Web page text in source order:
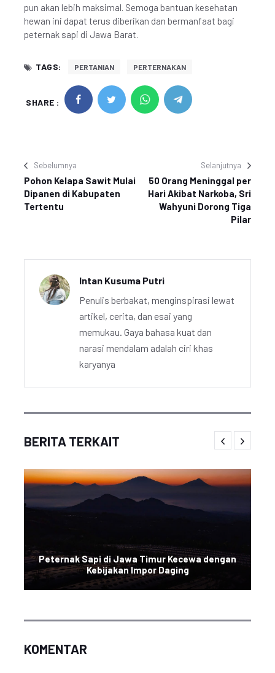
pun akan lebih maksimal. Semoga bantuan kesehatan
hewan ini dapat terus diberikan dan bermanfaat bagi
peternak sapi di Jawa Barat.
TAGS: PERTANIAN PERTERNAKAN
SHARE :
Sebelumnya
Pohon Kelapa Sawit Mulai
Dipanen di Kabupaten
Tertentu
Selanjutnya
50 Orang Meninggal per
Hari Akibat Narkoba, Sri
Wahyuni Dorong Tiga
Pilar
Intan Kusuma Putri
Penulis berbakat, menginspirasi lewat
artikel, cerita, dan esai yang
memukau. Gaya bahasa kuat dan
narasi mendalam adalah ciri khas
karyanya
BERITA TERKAIT
Peternak Sapi di Jawa Timur Kecewa dengan
Kebijakan Impor Daging
KOMENTAR